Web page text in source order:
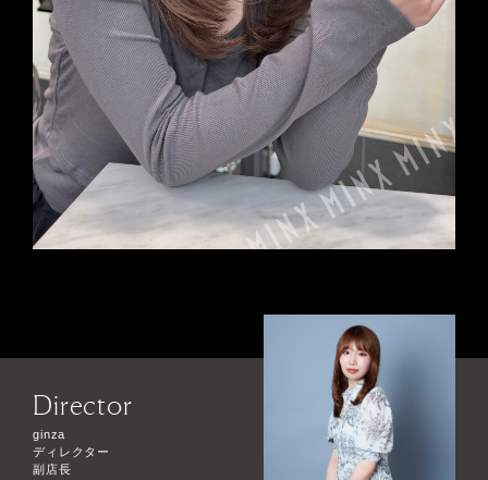
Director
ginza
ディレクター
副店長